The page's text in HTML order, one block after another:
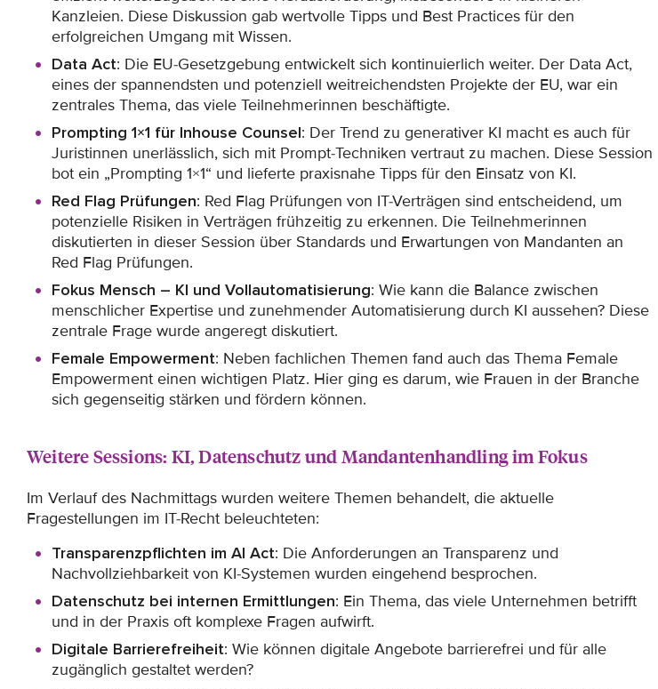
Kanzleien. Diese Diskussion gab wertvolle Tipps und Best Practices für den
erfolgreichen Umgang mit Wissen.
Data Act: Die EU-Gesetzgebung entwickelt sich kontinuierlich weiter. Der Data Act,
eines der spannendsten und potenziell weitreichendsten Projekte der EU, war ein
zentrales Thema, das viele Teilnehmerinnen beschäftigte.
Prompting 1×1 für Inhouse Counsel: Der Trend zu generativer KI macht es auch für
Juristinnen unerlässlich, sich mit Prompt-Techniken vertraut zu machen. Diese Session
bot ein „Prompting 1×1“ und lieferte praxisnahe Tipps für den Einsatz von KI.
Red Flag Prüfungen: Red Flag Prüfungen von IT-Verträgen sind entscheidend, um
potenzielle Risiken in Verträgen frühzeitig zu erkennen. Die Teilnehmerinnen
diskutierten in dieser Session über Standards und Erwartungen von Mandanten an
Red Flag Prüfungen.
Fokus Mensch – KI und Vollautomatisierung: Wie kann die Balance zwischen
menschlicher Expertise und zunehmender Automatisierung durch KI aussehen? Diese
zentrale Frage wurde angeregt diskutiert.
Female Empowerment: Neben fachlichen Themen fand auch das Thema Female
Empowerment einen wichtigen Platz. Hier ging es darum, wie Frauen in der Branche
sich gegenseitig stärken und fördern können.
Weitere Sessions: KI, Datenschutz und Mandantenhandling im Fokus
Im Verlauf des Nachmittags wurden weitere Themen behandelt, die aktuelle
Fragestellungen im IT-Recht beleuchteten:
Transparenzpflichten im AI Act: Die Anforderungen an Transparenz und
Nachvollziehbarkeit von KI-Systemen wurden eingehend besprochen.
Datenschutz bei internen Ermittlungen: Ein Thema, das viele Unternehmen betrifft
und in der Praxis oft komplexe Fragen aufwirft.
Digitale Barrierefreiheit: Wie können digitale Angebote barrierefrei und für alle
zugänglich gestaltet werden?